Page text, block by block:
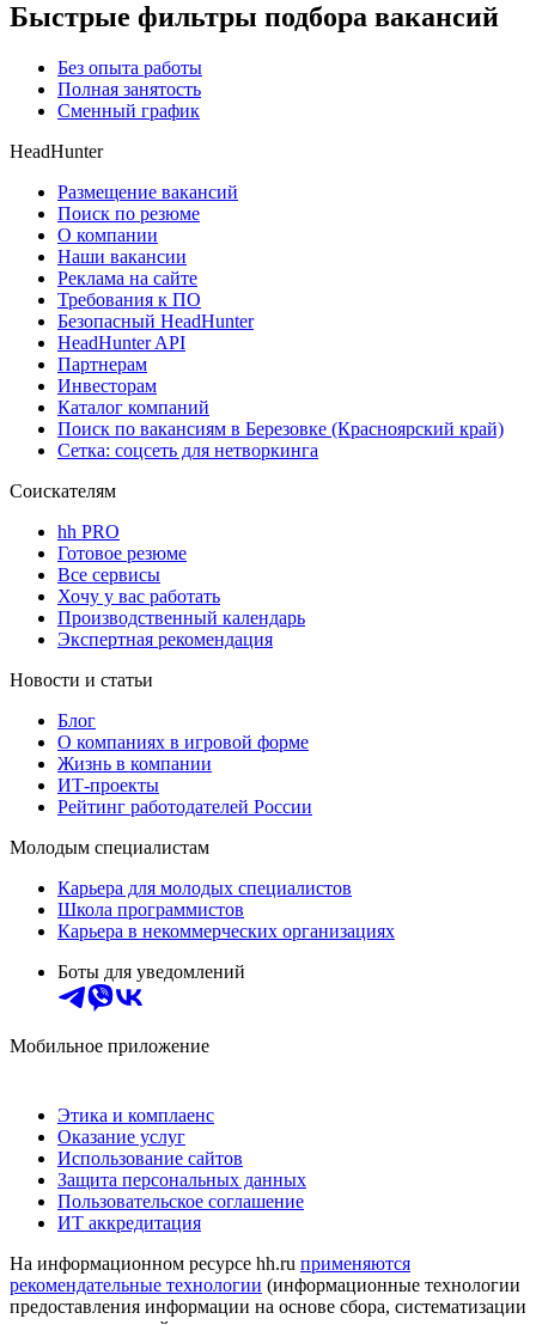
Быстрые фильтры подбора вакансий
Без опыта работы
Полная занятость
Сменный график
HeadHunter
Размещение вакансий
Поиск по резюме
О компании
Наши вакансии
Реклама на сайте
Требования к ПО
Безопасный HeadHunter
HeadHunter API
Партнерам
Инвесторам
Каталог компаний
Поиск по вакансиям в Березовке (Красноярский край)
Сетка: соцсеть для нетворкинга
Соискателям
hh PRO
Готовое резюме
Все сервисы
Хочу у вас работать
Производственный календарь
Экспертная рекомендация
Новости и статьи
Блог
О компаниях в игровой форме
Жизнь в компании
ИТ-проекты
Рейтинг работодателей России
Молодым специалистам
Карьера для молодых специалистов
Школа программистов
Карьера в некоммерческих организациях
Боты для уведомлений
Мобильное приложение
Этика и комплаенс
Оказание услуг
Использование сайтов
Защита персональных данных
Пользовательское соглашение
ИТ аккредитация
На информационном ресурсе hh.ru применяются
рекомендательные технологии (информационные технологии
предоставления информации на основе сбора, систематизации